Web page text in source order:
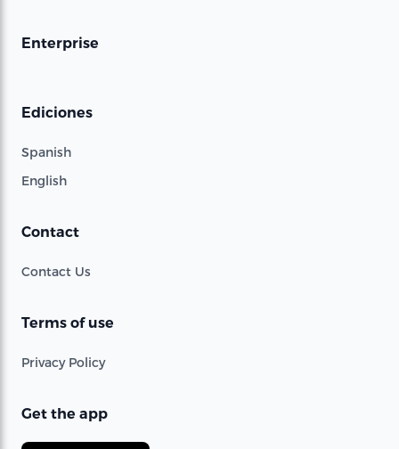
Enterprise
Ediciones
Spanish
English
Contact
Contact Us
Terms of use
Privacy Policy
Get the app